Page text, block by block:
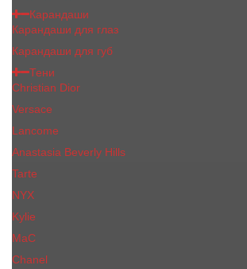
Карандаши
Карандаши для глаз
Карандаши для губ
Тени
Christian Dior
Versace
Lancome
Anastasia Beverly Hills
Tarte
NYX
Kylie
MaC
Сhanеl